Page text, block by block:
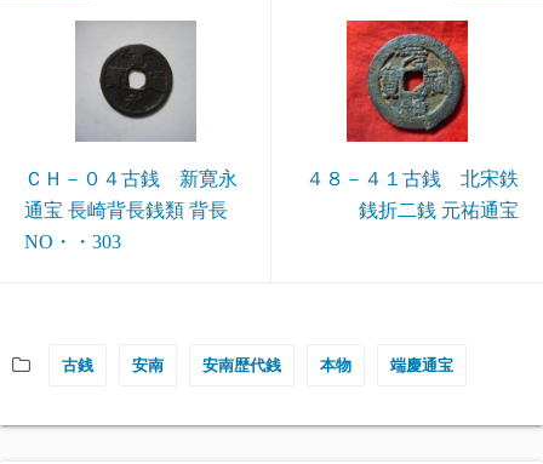
ＣＨ－０４古銭 新寛永
通宝 長崎背長銭類 背長
NO・・303
４８－４１古銭 北宋鉄
銭折二銭 元祐通宝
古銭 安南 安南歴代銭 本物 端慶通宝